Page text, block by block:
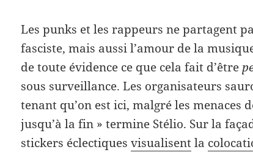
Les punks et les rappeurs ne parta­gent
fas­ciste, mais aussi l’amour de la
de toute évi­dence ce que cela fait d’être
sous sur­veil­lance. Les organ­isa­teurs
tenant qu’on est ici, mal­gré les men­aces
jusqu’à la fin » ter­mine Stélio. Sur la
stick­ers éclec­tiquesvisu­alisentla